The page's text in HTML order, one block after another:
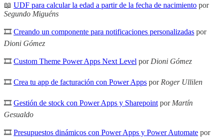
📖 UDF para calcular la edad a partir de la fecha de nacimiento por
Segundo Miguéns
🎞 Creando un componente para notificaciones personalizadas por
Dioni Gómez
🎞 Custom Theme Power Apps Next Level por Dioni Gómez
🎞 Crea tu app de facturación con Power Apps por Roger Ullilen
🎞 Gestión de stock con Power Apps y Sharepoint por Martín
Gesualdo
🎞 Presupuestos dinámicos con Power Apps y Power Automate por